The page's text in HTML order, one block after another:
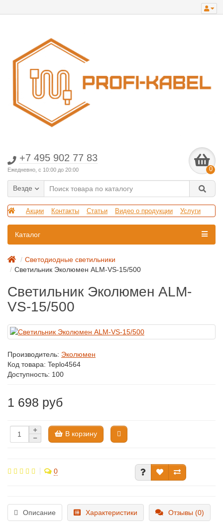
+7 495 902 77 83
Ежедневно, с 10:00 до 20:00 0
Везде
Акции Контакты Статьи Видео о продукции Услуги
Каталог
Светодиодные светильники
Светильник Эколюмен ALM-VS-15/500
Светильник Эколюмен ALM-
VS-15/500
Производитель: Эколюмен
Код товара: Teplo4564
Доступность: 100
1 698 руб
В корзину
0
Описание Характеристики Отзывы (0)